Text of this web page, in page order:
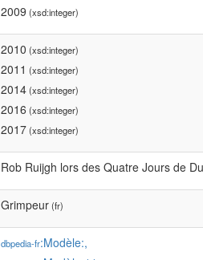
2009 (xsd:integer)
2010 (xsd:integer)
2011 (xsd:integer)
2014(xsd:integer)
2016 (xsd:integer)
2017(xsd:integer)
Rob Ruijgh lors des Quatre Jours de
Grimpeur(fr)
dbpedia-fr:Modèle:,